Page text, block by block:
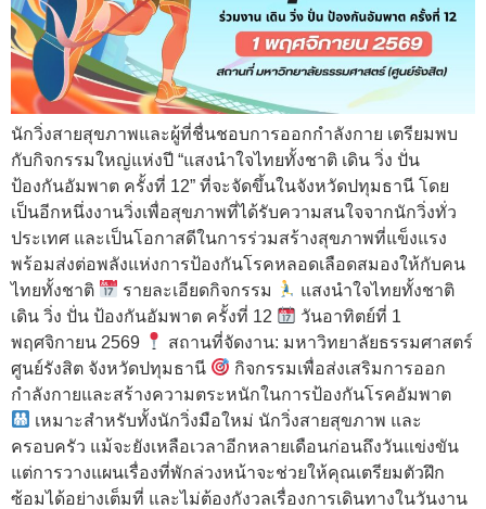
นักวิ่งสายสุขภาพและผู้ที่ชื่นชอบการออกกำลังกาย เตรียมพบ
กับกิจกรรมใหญ่แห่งปี “แสงนำใจไทยทั้งชาติ เดิน วิ่ง ปั่น
ป้องกันอัมพาต ครั้งที่ 12” ที่จะจัดขึ้นในจังหวัดปทุมธานี โดย
เป็นอีกหนึ่งงานวิ่งเพื่อสุขภาพที่ได้รับความสนใจจากนักวิ่งทั่ว
ประเทศ และเป็นโอกาสดีในการร่วมสร้างสุขภาพที่แข็งแรง
พร้อมส่งต่อพลังแห่งการป้องกันโรคหลอดเลือดสมองให้กับคน
ไทยทั้งชาติ
รายละเอียดกิจกรรม
แสงนำใจไทยทั้งชาติ
เดิน วิ่ง ปั่น ป้องกันอัมพาต ครั้งที่ 12
วันอาทิตย์ที่ 1
พฤศจิกายน 2569
สถานที่จัดงาน: มหาวิทยาลัยธรรมศาสตร์
ศูนย์รังสิต จังหวัดปทุมธานี
กิจกรรมเพื่อส่งเสริมการออก
กำลังกายและสร้างความตระหนักในการป้องกันโรคอัมพาต
เหมาะสำหรับทั้งนักวิ่งมือใหม่ นักวิ่งสายสุขภาพ และ
ครอบครัว แม้จะยังเหลือเวลาอีกหลายเดือนก่อนถึงวันแข่งขัน
แต่การวางแผนเรื่องที่พักล่วงหน้าจะช่วยให้คุณเตรียมตัวฝึก
ซ้อมได้อย่างเต็มที่ และไม่ต้องกังวลเรื่องการเดินทางในวันงาน